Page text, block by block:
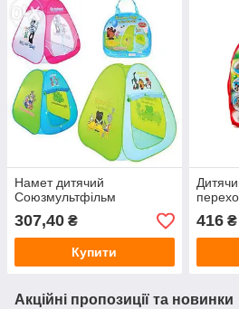
Намет дитячий
Союзмультфільм
307,40 ₴
Купити
416₴
Акційні пропозиції та новинки